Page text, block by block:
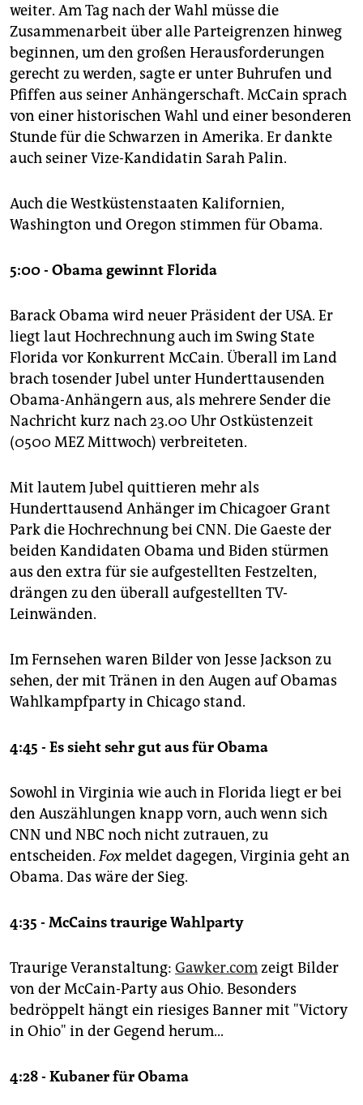
weiter. Am Tag nach der Wahl müsse die
Zusammenarbeit über alle Parteigrenzen hinweg
beginnen, um den großen Herausforderungen
gerecht zu werden, sagte er unter Buhrufen und
Pfiffen aus seiner Anhängerschaft. McCain sprach
von einer historischen Wahl und einer besonderen
Stunde für die Schwarzen in Amerika. Er dankte
auch seiner Vize-Kandidatin Sarah Palin.
Auch die Westküstenstaaten Kalifornien,
Washington und Oregon stimmen für Obama.
5:00 - Obama gewinnt Florida
Barack Obama wird neuer Präsident der USA. Er
liegt laut Hochrechnung auch im Swing State
Florida vor Konkurrent McCain. Überall im Land
brach tosender Jubel unter Hunderttausenden
Obama-Anhängern aus, als mehrere Sender die
Nachricht kurz nach 23.00 Uhr Ostküstenzeit
(0500 MEZ Mittwoch) verbreiteten.
Mit lautem Jubel quittieren mehr als
Hunderttausend Anhänger im Chicagoer Grant
Park die Hochrechnung bei CNN. Die Gaeste der
beiden Kandidaten Obama und Biden stürmen
aus den extra für sie aufgestellten Festzelten,
drängen zu den überall aufgestellten TV-
Leinwänden.
Im Fernsehen waren Bilder von Jesse Jackson zu
sehen, der mit Tränen in den Augen auf Obamas
Wahlkampfparty in Chicago stand.
4:45 - Es sieht sehr gut aus für Obama
Sowohl in Virginia wie auch in Florida liegt er bei
den Auszählungen knapp vorn, auch wenn sich
CNN und NBC noch nicht zutrauen, zu
entscheiden.Foxmeldet dagegen, Virginia geht an
Obama. Das wäre der Sieg.
4:35 - McCains traurige Wahlparty
Traurige Veranstaltung: Gawker.comzeigt Bilder
von der McCain-Party aus Ohio. Besonders
bedröppelt hängt ein riesiges Banner mit "Victory
in Ohio" in der Gegend herum...
4:28 - Kubaner für Obama